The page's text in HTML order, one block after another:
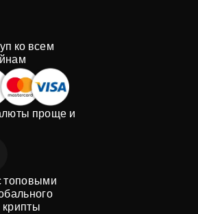
ко всем
проще и
топовыми
крипты